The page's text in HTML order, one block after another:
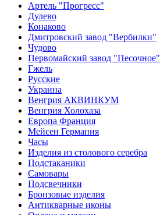
Артель "Прогресс"
Дулево
Конаково
Дмитровский завод "Вербилки"
Чудово
Первомайский завод "Песочное"
Гжель
Русские
Украина
Венгрия АКВИНКУМ
Венгрия Холохаза
Европа Франция
Мейсен Германия
Часы
Изделия из столового серебра
Подстаканики
Самовары
Подсвечники
Бронзовые изделия
Антикварные иконы